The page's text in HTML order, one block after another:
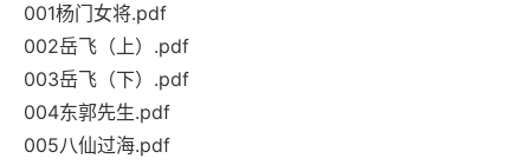
001杨门女将.pdf
002岳飞（上）.pdf
003岳飞（下）.pdf
004东郭先生.pdf
005八仙过海.pdf